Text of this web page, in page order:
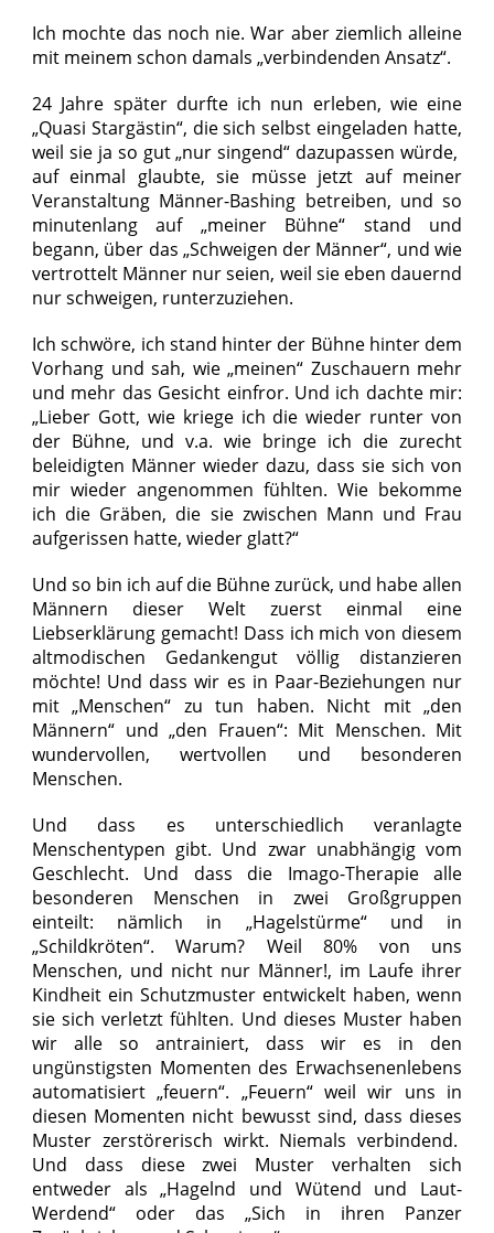
Ich mochte das noch nie. War aber ziemlich alleine
mit meinem schon damals „verbindenden Ansatz“.
24 Jahre später durfte ich nun erleben, wie eine
„Quasi Stargästin“, die sich selbst eingeladen hatte,
weil sie ja so gut „nur singend“ dazupassen würde,
auf einmal glaubte, sie müsse jetzt auf meiner
Veranstaltung Männer-Bashing betreiben, und so
minutenlang auf „meiner Bühne“ stand und
begann, über das „Schweigen der Männer“, und wie
vertrottelt Männer nur seien, weil sie eben dauernd
nur schweigen, runterzuziehen.
Ich schwöre, ich stand hinter der Bühne hinter dem
Vorhang und sah, wie „meinen“ Zuschauern mehr
und mehr das Gesicht einfror. Und ich dachte mir:
„Lieber Gott, wie kriege ich die wieder runter von
der Bühne, und v.a. wie bringe ich die zurecht
beleidigten Männer wieder dazu, dass sie sich von
mir wieder angenommen fühlten. Wie bekomme
ich die Gräben, die sie zwischen Mann und Frau
aufgerissen hatte, wieder glatt?“
Und so bin ich auf die Bühne zurück, und habe allen
Männern dieser Welt zuerst einmal eine
Liebserklärung gemacht! Dass ich mich von diesem
altmodischen Gedankengut völlig distanzieren
möchte! Und dass wir es in Paar-Beziehungen nur
mit „Menschen“ zu tun haben. Nicht mit „den
Männern“ und „den Frauen“: Mit Menschen. Mit
wundervollen, wertvollen und besonderen
Menschen.
Und dass es unterschiedlich veranlagte
Menschentypen gibt. Und zwar unabhängig vom
Geschlecht. Und dass die Imago-Therapie alle
besonderen Menschen in zwei Großgruppen
einteilt: nämlich in „Hagelstürme“ und in
„Schildkröten“. Warum? Weil 80% von uns
Menschen, und nicht nur Männer!, im Laufe ihrer
Kindheit ein Schutzmuster entwickelt haben, wenn
sie sich verletzt fühlten. Und dieses Muster haben
wir alle so antrainiert, dass wir es in den
ungünstigsten Momenten des Erwachsenenlebens
automatisiert „feuern“. „Feuern“ weil wir uns in
diesen Momenten nicht bewusst sind, dass dieses
Muster zerstörerisch wirkt. Niemals verbindend.
Und dass diese zwei Muster verhalten sich
entweder als „Hagelnd und Wütend und Laut-
Werdend“ oder das „Sich in ihren Panzer